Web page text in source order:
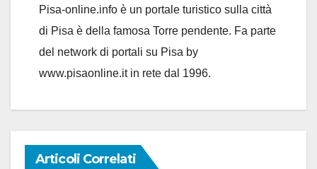
Pisa-online.info è un portale turistico sulla città
di Pisa è della famosa Torre pendente. Fa parte
del network di portali su Pisa by
www.pisaonline.it in rete dal 1996.
Articoli Correlati